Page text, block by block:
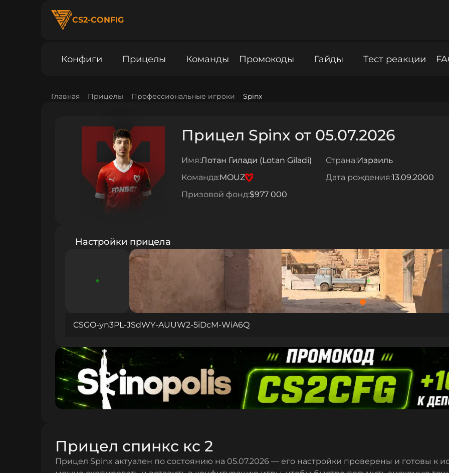
CS2-CONFIG
Конфиги Прицелы Команды Промокоды Гайды Тест реакции
Главная Прицелы Профессиональные игроки Spinx
Прицел Spinx от 05.07.2026
Имя:Лотан Гилади (Lotan Giladi) Страна:Израиль
Команда:MOUZ Дата рождения:13.09.2000
Призовой фонд:$977 000
Настройки прицела
CSGO-yn3PL-JSdWY-AUUW2-5iDcM-WiA6Q
Прицел спинкс кс 2
Прицел Spinx актуален по состоянию на 05.07.2026 — его настройки проверены и готовы к